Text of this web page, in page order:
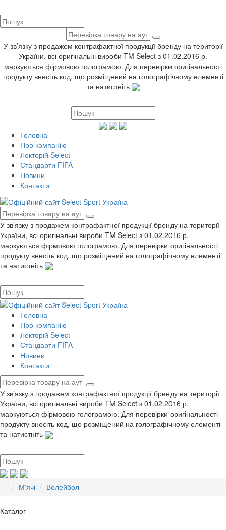
У зв’язку з продажем контрафактної продукції бренду на території
України, всі оригінальні вироби TM Select з 01.02.2016 р.
маркуються фірмовою голограмою. Для перевірки оригінальності
продукту внесіть код, що розміщений на голографічному елементі
та натистніть
Головна
Про компанiю
Лекторій Select
Стандарти FIFA
Новини
Контакти
У зв’язку з продажем контрафактної продукції бренду на території
України, всі оригінальні вироби TM Select з 01.02.2016 р.
маркуються фірмовою голограмою. Для перевірки оригінальності
продукту внесіть код, що розміщений на голографічному елементі
та натистніть
Головна
Про компанiю
Лекторій Select
Стандарти FIFA
Новини
Контакти
У зв’язку з продажем контрафактної продукції бренду на території
України, всі оригінальні вироби TM Select з 01.02.2016 р.
маркуються фірмовою голограмою. Для перевірки оригінальності
продукту внесіть код, що розміщений на голографічному елементі
та натистніть
М'ячі Волейбол
Каталог